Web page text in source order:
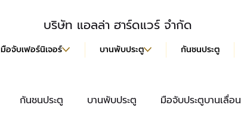
บริษัท แอลล่า ฮาร์ดแวร์ จำกัด
มือจับเฟอร์นิเจอร์ บานพับประตู กันชนประตู
กันชนประตู บานพับประตู มือจับประตูบานเลื่อน